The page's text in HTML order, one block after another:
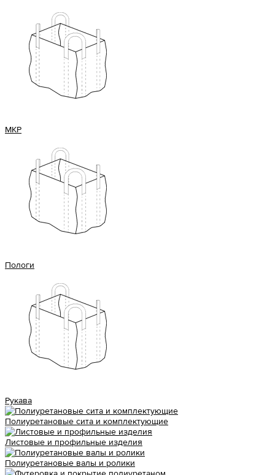
МКР
Пологи
Рукава
Полиуретановые сита и комплектующие
Листовые и профильные изделия
Полиуретановые валы и ролики